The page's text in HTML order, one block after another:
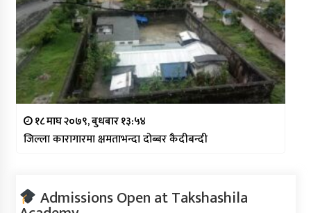
१८ माघ २०७९, बुधबार १३:५४
जिल्ला कारागारमा क्षमताभन्दा दोब्बर कैदीबन्दी
Admissions Open at Takshashila